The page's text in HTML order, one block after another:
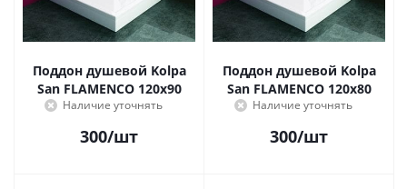
Поддон душевой Kolpa
San FLAMENCO 120х90
Наличие уточнять
300/шт
Поддон душевой Kolpa
San FLAMENCO 120х80
Наличие уточнять
300/шт